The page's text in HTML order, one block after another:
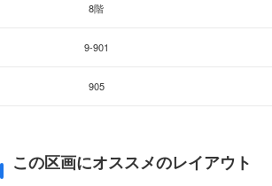
8階
9-901
905
この区画にオススメのレイアウト